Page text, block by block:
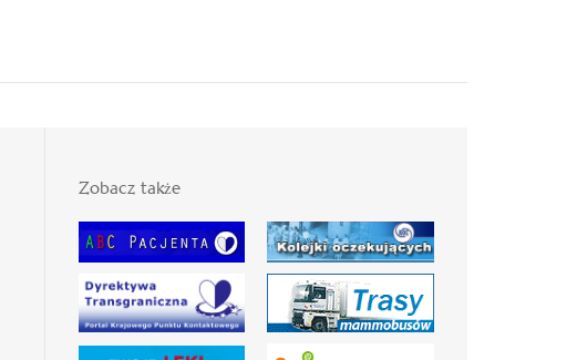
Zobacz także